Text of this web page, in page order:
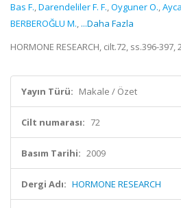
Bas F.,Darendeliler F. F.,Oyguner O.,
BERBEROĞLU M., ...Daha Fazla
HORMONE RESEARCH, cilt.72, ss.396-
Yayın Türü: Makale / Özet
Cilt numarası: 72
Basım Tarihi: 2009
Dergi Adı: HORMONE RESEARCH